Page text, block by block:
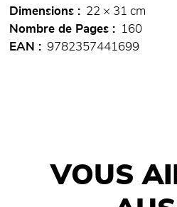
Dimensions
22 × 31 cm
Nombre de Pages
160
EAN
9782357441699
VOUS